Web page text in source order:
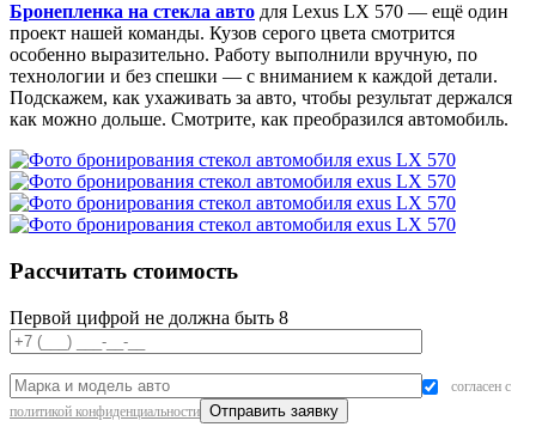
Бронепленка на стекла авто для Lexus LX 570 — ещё один
проект нашей команды. Кузов серого цвета смотрится
особенно выразительно. Работу выполнили вручную, по
технологии и без спешки — с вниманием к каждой детали.
Подскажем, как ухаживать за авто, чтобы результат держался
как можно дольше. Смотрите, как преобразился автомобиль.
Рассчитать стоимость
Первой цифрой не должна быть 8
согласен с
политикой конфиденциальности